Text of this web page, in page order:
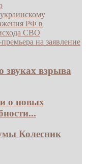
РФ в
СВО
на заявление
звуках взрыва
о новых
Колесник